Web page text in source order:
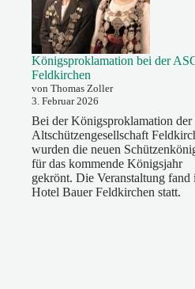
Königsproklamation bei der
Feldkirchen
von Thomas Zoller
3. Februar 2026
Bei der Königsproklamation der
Altschützengesellschaft
wurden die neuen
für das kommende Königsjahr
gekrönt. Die Veranstaltung fand
Hotel Bauer Feldkirchen statt.